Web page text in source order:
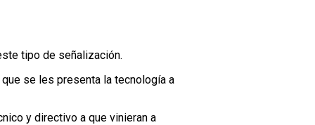
tipo de señalización.
se les presenta la tecnología a
y directivo a que vinieran a